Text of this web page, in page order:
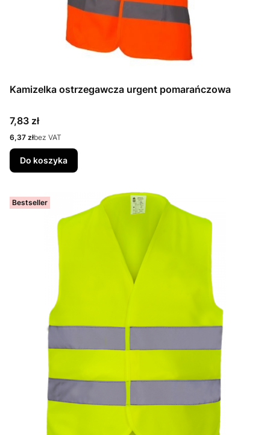
Kamizelka ostrzegawcza urgent pomarańczowa
Cena
7,83 zł
Cena
6,37 złbez VAT
Do koszyka
Bestseller